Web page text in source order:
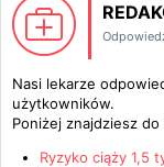
Nasi lekarze
użytkowników.
Poniżej znajdziesz
Ryzyko ciąży 1,5